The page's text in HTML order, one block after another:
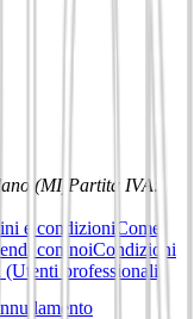
(MI) Partita IVA:
e condizioni Come
con noiCondizioni
professionali)